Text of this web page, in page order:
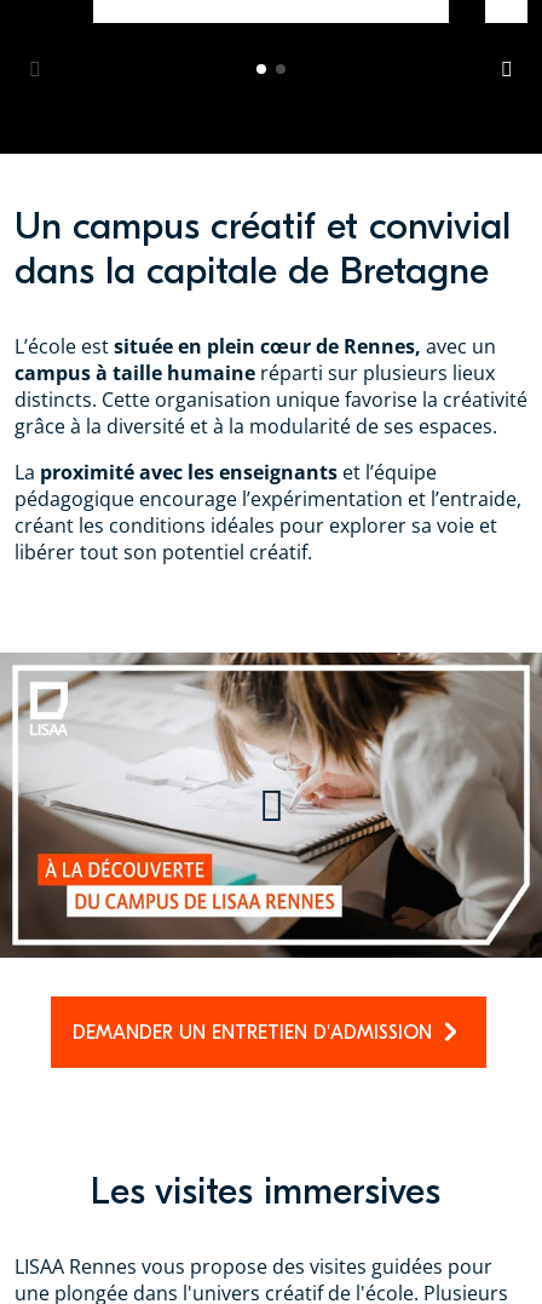
Un campus créatif et convivial
dans la capitale de Bretagne
L’école estsituée en plein cœur de Rennes, avec un
campus à taille humaine réparti sur plusieurs lieux
distincts. Cette organisation unique favorise la créativité
grâce à la diversité et à la modularité de ses espaces.
La proximité avec les enseignants et l’équipe
pédagogique encourage l’expérimentation et l’entraide,
créant les conditions idéales pour explorer sa voie et
libérer tout son potentiel créatif.
LISAA Rennes, une école d'art
appliqués qui forme les
créateurs de demain
DEMANDER UN ENTRETIEN D'ADMISSION
Les visites immersives
LISAA Rennes vous propose des visites guidées pour
une plongée dans l'univers créatif de l'école. Plusieurs